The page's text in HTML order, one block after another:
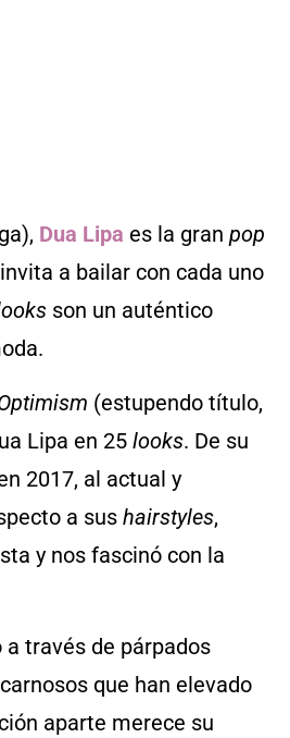
Dua Lipa es la gran pop
a bailar con cada uno
son un auténtico
(estupendo título,
Lipa en 25 looks. De su
2017, al actual y
a sus hairstyles,
y nos fascinó con la
través de párpados
que han elevado
aparte merece su